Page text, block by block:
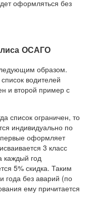
оформляться без
ОСАГО
образом.
водителей
и второй пример с
список ограничен, то
индивидуально по
оформляет
3 класс
год
5% скидка. Таким
года без аварий (по
ему причитается